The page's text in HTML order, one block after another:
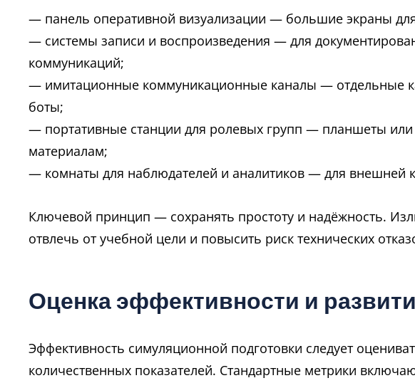
— панель оперативной визуализации — большие экраны
— системы записи и воспроизведения — для
коммуникаций;
— имитационные коммуникационные каналы — отдельные
боты;
— портативные станции для ролевых групп — планшеты или
материалам;
— комнаты для наблюдателей и аналитиков — для внешней
Ключевой принцип — сохранять простоту и надёжность.
отвлечь от учебной цели и повысить риск технических
Оценка эффективности и
Эффективность симуляционной подготовки следует
количественных показателей. Стандартные метрики